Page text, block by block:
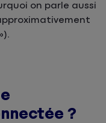
on parle aussi
?